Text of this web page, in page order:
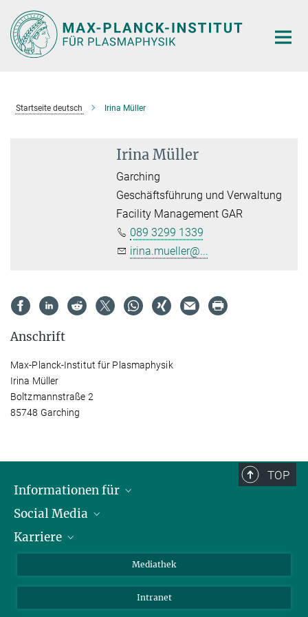
Hauptinhalt
Startseite deutsch Irina Müller
Irina Müller
Garching
Geschäftsführung und Verwaltung
Facility Management GAR
089 3299 1339
irina.mueller@...
Anschrift
Max-Planck-Institut für Plasmaphysik
Irina Müller
Boltzmannstraße 2
85748 Garching
TOP
Informationen für
Journalisten
Schule
Social Media
LinkedIn
Karriere
Mediathek
Intranet